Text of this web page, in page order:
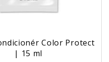
Color Protect
| 15 ml